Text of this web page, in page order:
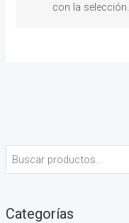
Categorías
con la selección.